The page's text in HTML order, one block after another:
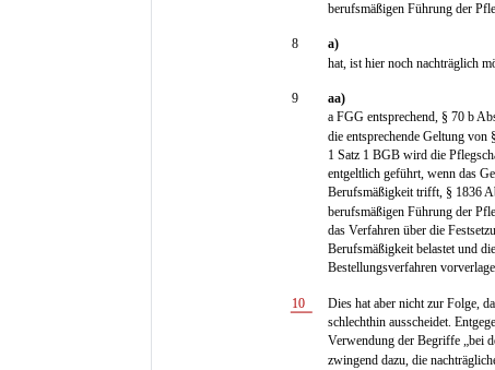
8
9
10
berufsmäßigen Führung der
a)
hat, ist hier noch nachträglich
aa)
a FGG entsprechend, § 70 b
die entsprechende Geltung
1 Satz 1 BGB wird die
entgeltlich geführt, wenn das
Berufsmäßigkeit trifft, § 1836
berufsmäßigen Führung der
das Verfahren über die
Berufsmäßigkeit belastet und
Bestellungsverfahren
Dies hat aber nicht zur Folge,
schlechthin ausscheidet.
Verwendung der Begriffe „bei
zwingend dazu, die